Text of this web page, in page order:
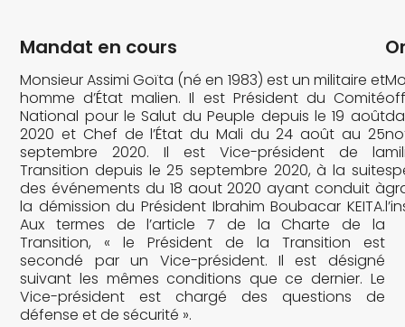
Mandat en cours
Monsieur Assimi Goïta (né en 1983) est un militaire et
homme d’État malien. Il est Président du Comité
National pour le Salut du Peuple depuis le 19 août
2020 et Chef de l’État du Mali du 24 août au 25
septembre 2020. Il est Vice-président de la
Transition depuis le 25 septembre 2020, à la suite
des événements du 18 aout 2020 ayant conduit à
la démission du Président Ibrahim Boubacar KEITA.
Aux termes de l’article 7 de la Charte de la
Transition, « le Président de la Transition est
secondé par un Vice-président. Il est désigné
suivant les mêmes conditions que ce dernier. Le
Vice-président est chargé des questions de
défense et de sécurité ».